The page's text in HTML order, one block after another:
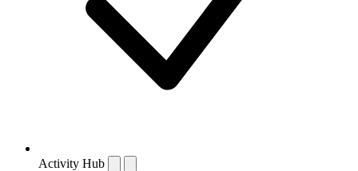
Activity Hub